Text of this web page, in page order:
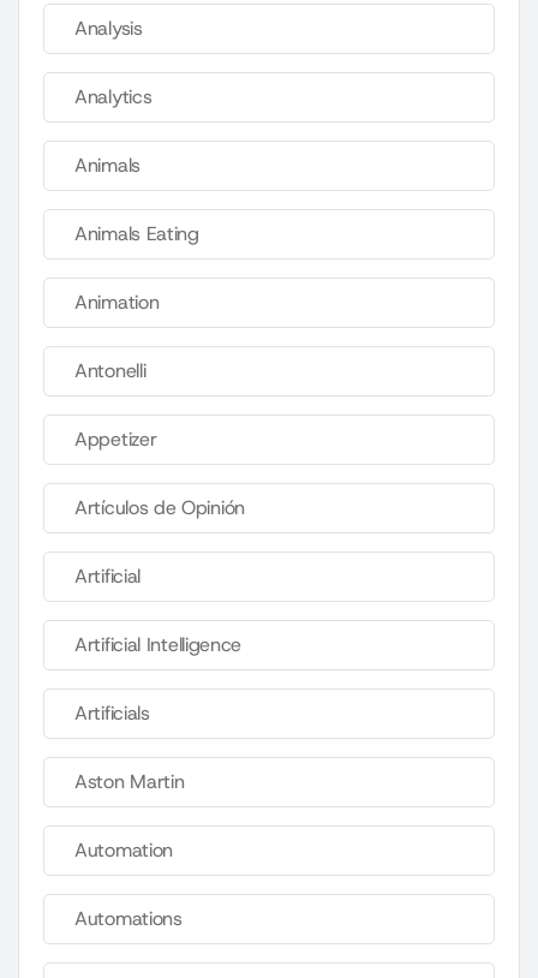
Analysis
Analytics
Animals
Animals Eating
Animation
Antonelli
Appetizer
Artículos de Opinión
Artificial
Artificial Intelligence
Artificials
Aston Martin
Automation
Automations